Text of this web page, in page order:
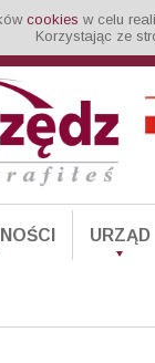
cookies w celu
Korzystając ze
URZĄD